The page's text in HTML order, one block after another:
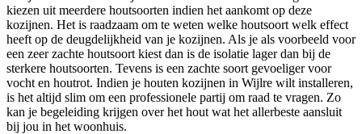
kiezen uit meerdere houtsoorten indien het aankomt op deze
kozijnen. Het is raadzaam om te weten welke houtsoort welk effect
heeft op de deugdelijkheid van je kozijnen. Als je als voorbeeld voor
een zeer zachte houtsoort kiest dan is de isolatie lager dan bij de
sterkere houtsoorten. Tevens is een zachte soort gevoeliger voor
vocht en houtrot. Indien je houten kozijnen in Wijlre wilt installeren,
is het altijd slim om een professionele partij om raad te vragen. Zo
kan je begeleiding krijgen over het hout wat het allerbeste aansluit
bij jou in het woonhuis.